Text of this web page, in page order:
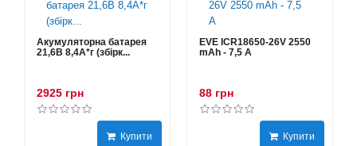
Акумуляторна батарея
21,6В 8,4A*г (збірк...
2925 грн
Купити
EVE ICR18650-26V 2550
mAh - 7,5 А
88 грн
Купити